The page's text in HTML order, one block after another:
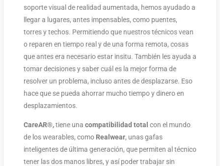
soporte visual de realidad aumentada, hemos ayudado a
llegar a lugares, antes impensables, como puentes,
torres y techos. Permitiendo que nuestros técnicos vean
o reparen en tiempo real y de una forma remota, cosas
que antes era necesario estar insitu. También les ayuda a
tomar decisiones y saber cuál es la mejor forma de
resolver un problema, incluso antes de desplazarse. Eso
hace que se pueda ahorrar mucho tiempo y dinero en
desplazamientos.
CareAR®,tiene una compatibilidad total con el mundo
de los wearables, como Realwear, unas gafas
inteligentes de última generación, que permiten al técnico
tener las dos manos libres, y así poder trabajar sin